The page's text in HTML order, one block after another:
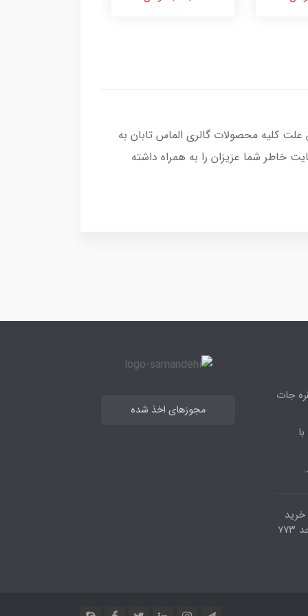
کلیه محصولات گالری الماس تابان به
خاطر شما عزیزان را به همراه داشته
جات
خرید
مجوزهای اخذ شده